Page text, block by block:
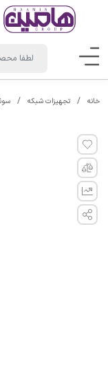
خانه تجهیزات شبکه